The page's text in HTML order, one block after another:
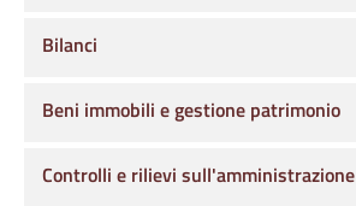
Bilanci
Beni immobili e gestione patrimonio
Controlli e rilievi sull'amministrazione